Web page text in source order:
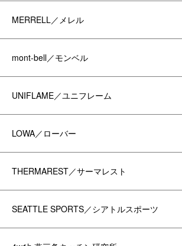
MERRELL／メレル
mont-bell／モンベル
UNIFLAME／ユニフレーム
LOWA／ローバー
THERMAREST／サーマレスト
SEATTLE SPORTS／シアトルスポーツ